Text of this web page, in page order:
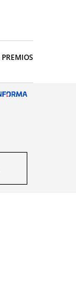
PREMIOS